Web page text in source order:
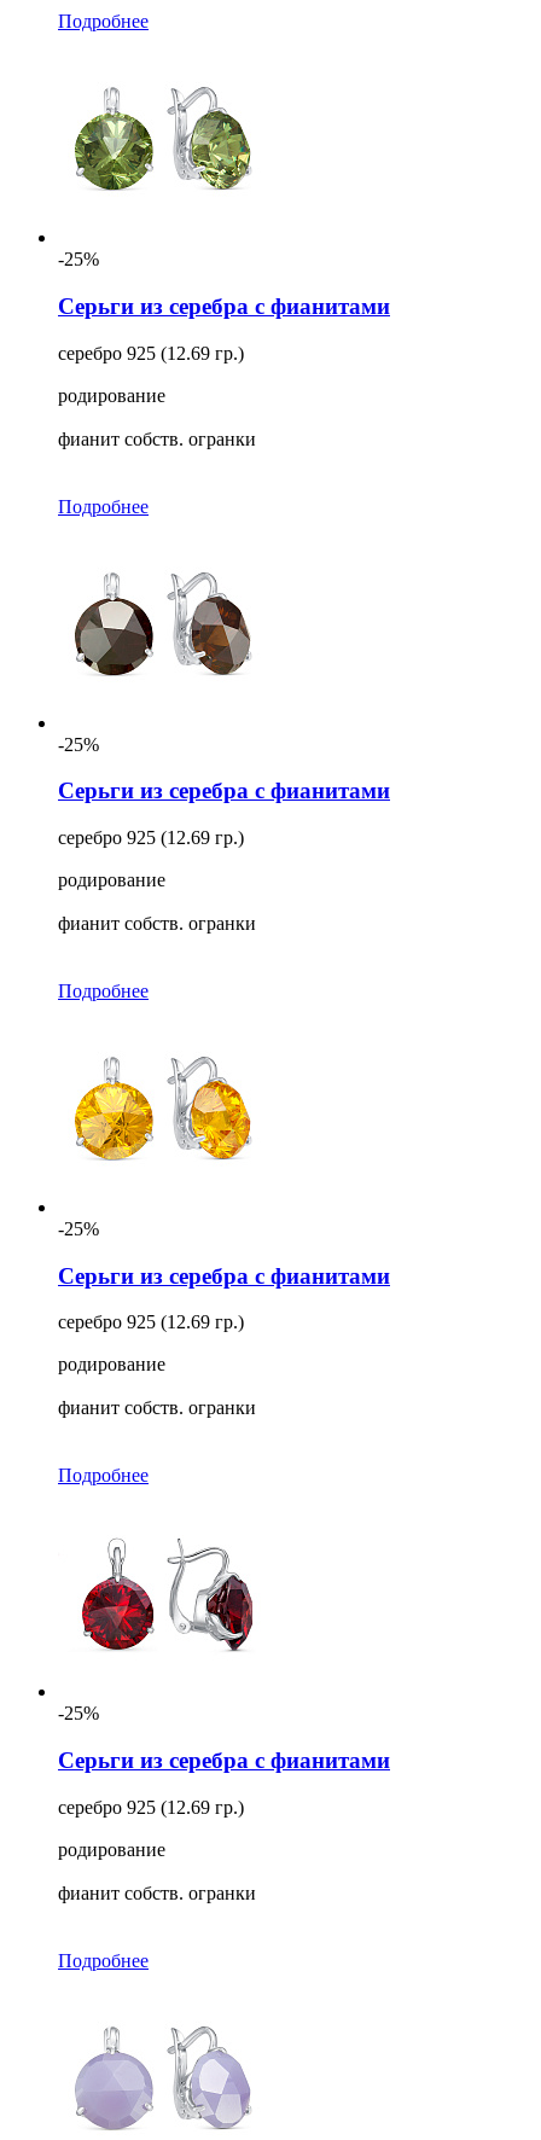
Подробнее
-25%
Серьги из серебра с фианитами
серебро 925 (12.69 гр.)
родирование
фианит собств. огранки
Подробнее
-25%
Серьги из серебра с фианитами
серебро 925 (12.69 гр.)
родирование
фианит собств. огранки
Подробнее
-25%
Серьги из серебра с фианитами
серебро 925 (12.69 гр.)
родирование
фианит собств. огранки
Подробнее
-25%
Серьги из серебра с фианитами
серебро 925 (12.69 гр.)
родирование
фианит собств. огранки
Подробнее